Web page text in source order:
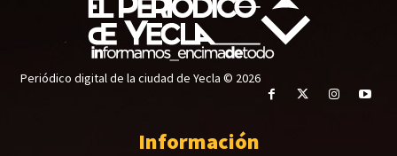
Periódico digital de la ciudad de Yecla © 2026
Información